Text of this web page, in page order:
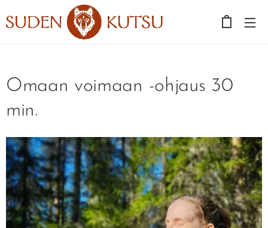
Omaan voimaan -ohjaus 30
min.